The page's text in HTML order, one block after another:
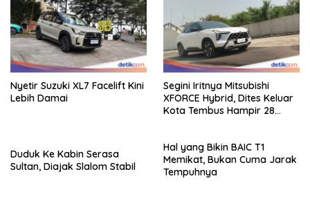
Nyetir Suzuki XL7 Facelift Kini
Lebih Damai
Segini Iritnya Mitsubishi
XFORCE Hybrid, Dites Keluar
Kota Tembus Hampir 28
Duduk Ke Kabin Serasa
Sultan, Diajak Slalom Stabil
Hal yang Bikin BAIC T1
Memikat, Bukan Cuma Jarak
Tempuhnya